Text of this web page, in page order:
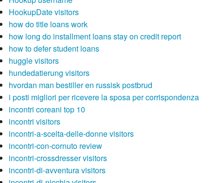
HookupDate visitors
how do title loans work
how long do installment loans stay on credit report
how to defer student loans
huggle visitors
hundedatierung visitors
hvordan man bestiller en russisk postbrud
i posti migliori per ricevere la sposa per corrispondenza
incontri coreani top 10
incontri visitors
incontri-a-scelta-delle-donne visitors
incontri-con-cornuto review
incontri-crossdresser visitors
incontri-di-avventura visitors